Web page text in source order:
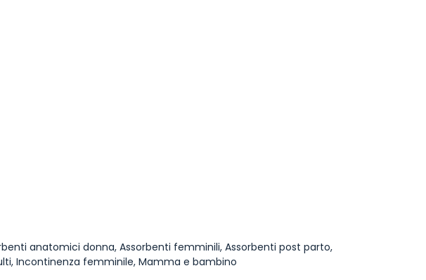
anatomici donna, Assorbenti femminili, Assorbenti post parto,
, Incontinenza femminile, Mamma e bambino